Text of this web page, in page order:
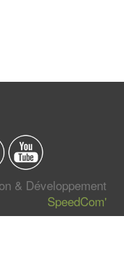
& Développement
SpeedCom'